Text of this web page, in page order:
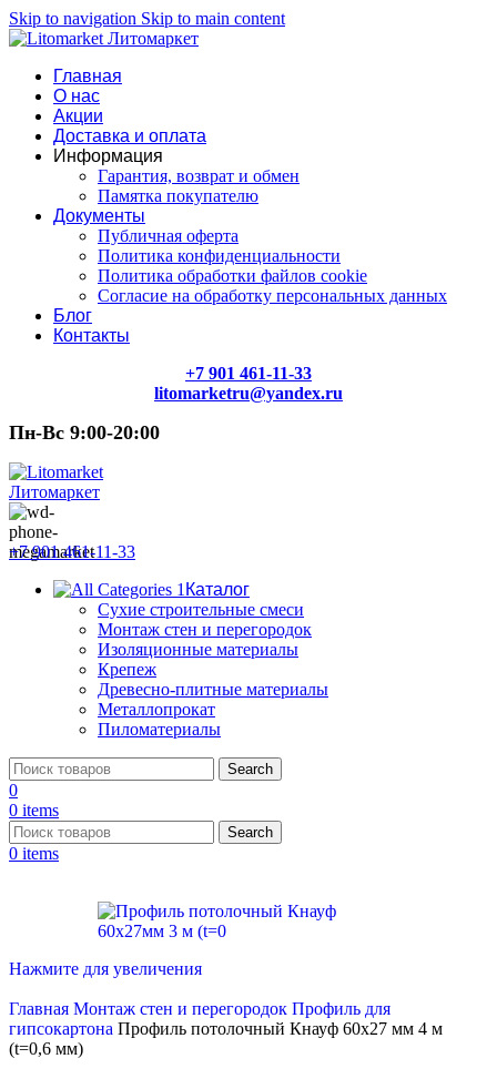
Skip to navigation Skip to main content
Главная
О нас
Акции
Доставка и оплата
Информация
Гарантия, возврат и обмен
Памятка покупателю
Документы
Публичная оферта
Политика конфиденциальности
Политика обработки файлов cookie
Согласие на обработку персональных данных
Блог
Контакты
+7 901 461-11-33
litomarketru@yandex.ru
Пн-Вс 9:00-20:00
+7 901 461-11-33
Каталог
Сухие строительные смеси
Монтаж стен и перегородок
Изоляционные материалы
Крепеж
Древесно-плитные материалы
Металлопрокат
Пиломатериалы
Search
0
0 items
Search
0 items
Нажмите для увеличения
Главная Монтаж стен и перегородок Профиль для
гипсокартона Профиль потолочный Кнауф 60х27 мм 4 м
(t=0,6 мм)